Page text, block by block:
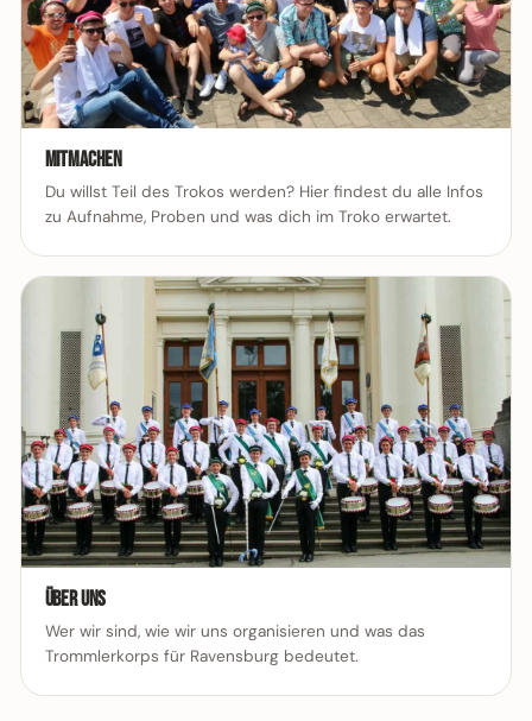
Mitmachen
Du willst Teil des Trokos werden? Hier findest du alle Infos
zu Aufnahme, Proben und was dich im Troko erwartet.
Über uns
Wer wir sind, wie wir uns organisieren und was das
Trommlerkorps für Ravensburg bedeutet.